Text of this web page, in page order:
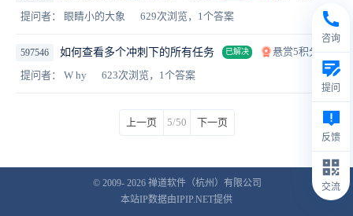
提问者： 眼睛小的大象
629次浏览，1个答案
597546 如何查看多个冲刺下的所有任务 已解决
悬赏5积分
提问者： W hy
623次浏览，1个答案
上一页 5/50 下一页
© 2009- 2026 禅道软件（杭州）有限公司
本站IP数据由IPIP.NET提供
咨询
提问
反馈
交流